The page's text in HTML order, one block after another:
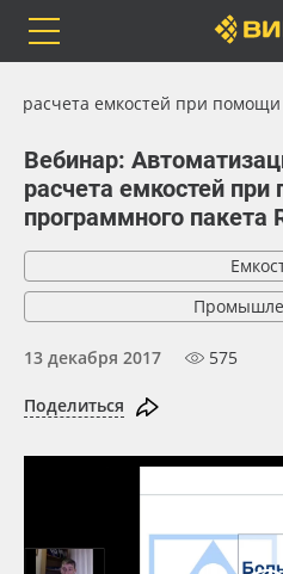
Каталог
Orafol
Бренды
Доставка
Сервис
Весь каталог
Рулонные материалы
Самоклеящиеся плёнки
Листовые материалы
Клей, скотчи и крепёж
расчета емкостей при
Вебинар:
расчета емкостей
программного пакета
13 декабря 2017 575
Поделиться